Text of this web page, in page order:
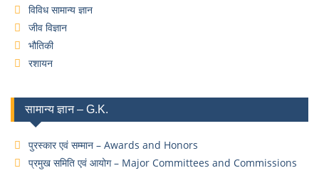
विविध सामान्य ज्ञान
जीव विज्ञान
भौतिकी
रशायन
सामान्य ज्ञान – G.K.
पुरस्कार एवं सम्मान – Awards and Honors
प्रमुख समिति एवं आयोग – Major Committees and Commissions